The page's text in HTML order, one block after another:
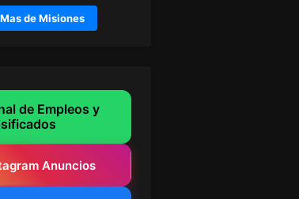
de Misiones
de Empleos y
Anuncios